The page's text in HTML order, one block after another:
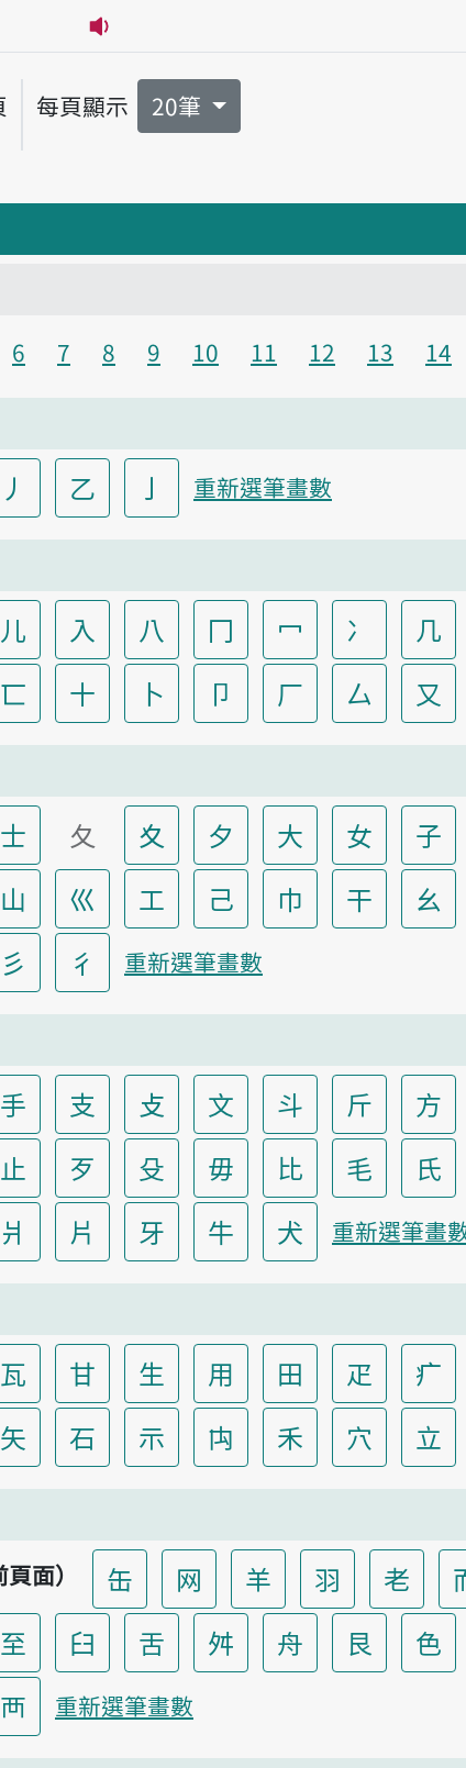
播放音讀tînn-tuè/tînn-tè
每頁顯示 20筆
6 7 8 9 10 11 12 13 14
丿 乙 亅 重新選筆畫數
儿 入 八 冂 冖 冫 几
匸 十 卜 卩 厂 厶 又
士 夂 夊 夕 大 女 子
山 巛 工 己 巾 干 幺
彡 彳 重新選筆畫數
手 支 攴 文 斗 斤 方
止 歹 殳 毋 比 毛 氏
爿 片 牙 牛 犬 重新選筆畫
瓦 甘 生 用 田 疋 疒
矢 石 示 禸 禾 穴 立
面） 缶 网 羊 羽 老
至 臼 舌 舛 舟 艮 色
襾 重新選筆畫數